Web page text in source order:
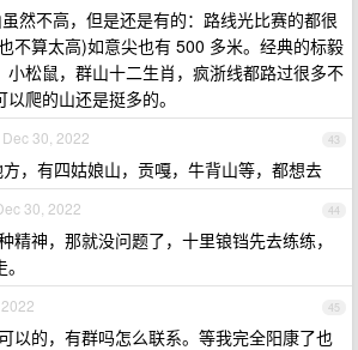
然不高，但是还是有的：路线光比赛的都很
不算太高)如意尖也有 500 多米。经典的标毅
小松鼠，群山十二生肖，疯浙线都路过很多不
爬的山还是挺多的。
43
Dec 30, 2022
，有四姑娘山，贡嘎，牛背山等，都想去
44
30, 2022
精神，那就没问题了，十里锒铛先去练练，
45
以的，有群吗怎么联系。等我完全阳康了也